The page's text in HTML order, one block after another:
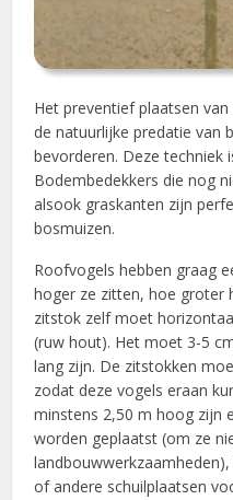
Het preventief plaatsen
de natuurlijke predatie van
bevorderen. Deze techniek
Bodembedekkers die nog
alsook graskanten zijn
bosmuizen.
Roofvogels hebben graag
hoger ze zitten, hoe groter
zitstok zelf moet
(ruw hout). Het moet 3-5
lang zijn. De zitstokken
zodat deze vogels eraan
minstens 2,50 m hoog zijn
worden geplaatst (om ze
of andere schuilplaatsen